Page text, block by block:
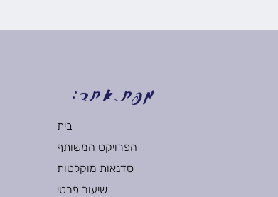
מפת אתר:
בית
הפרויקט המשותף
סדנאות מוקלטות
שיעור פרטי